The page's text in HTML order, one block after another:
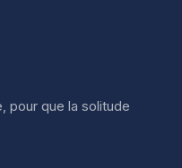
pour que la solitude